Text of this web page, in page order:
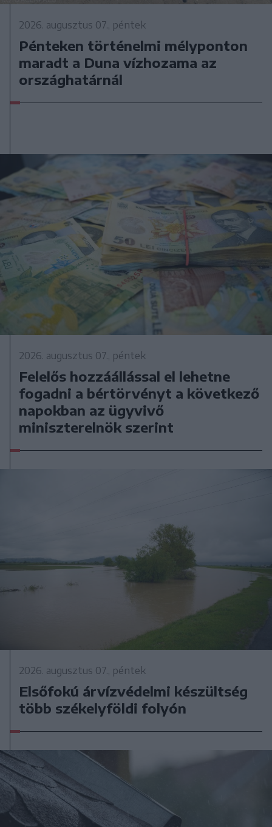
2026. augusztus 07., péntek
Pénteken történelmi mélyponton
maradt a Duna vízhozama az
országhatárnál
2026. augusztus 07., péntek
Felelős hozzáállással el lehetne
fogadni a bértörvényt a következő
napokban az ügyvivő
miniszterelnök szerint
2026. augusztus 07., péntek
Elsőfokú árvízvédelmi készültség
több székelyföldi folyón